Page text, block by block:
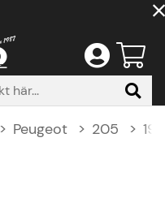
Peugeot 205